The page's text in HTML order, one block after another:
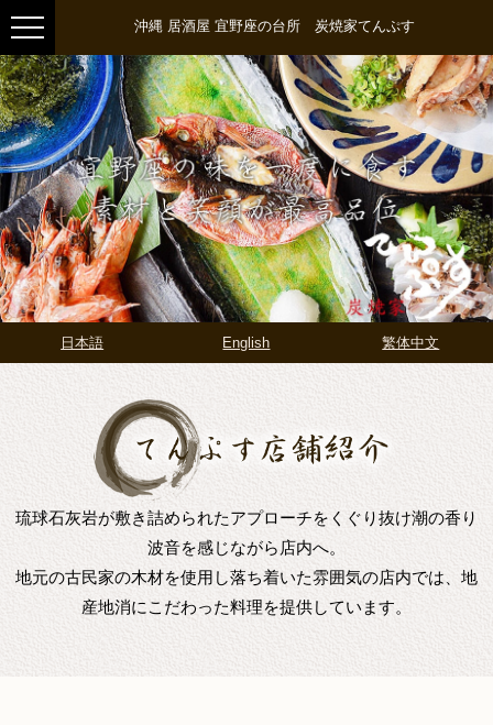
沖縄 居酒屋 宜野座の台所 炭焼家てんぷす
日本語 English 繁体中文
琉球石灰岩が敷き詰められたアプローチをくぐり抜け潮の香り
波音を感じながら店内へ。
地元の古民家の木材を使用し落ち着いた雰囲気の店内では、地
産地消にこだわった料理を提供しています。